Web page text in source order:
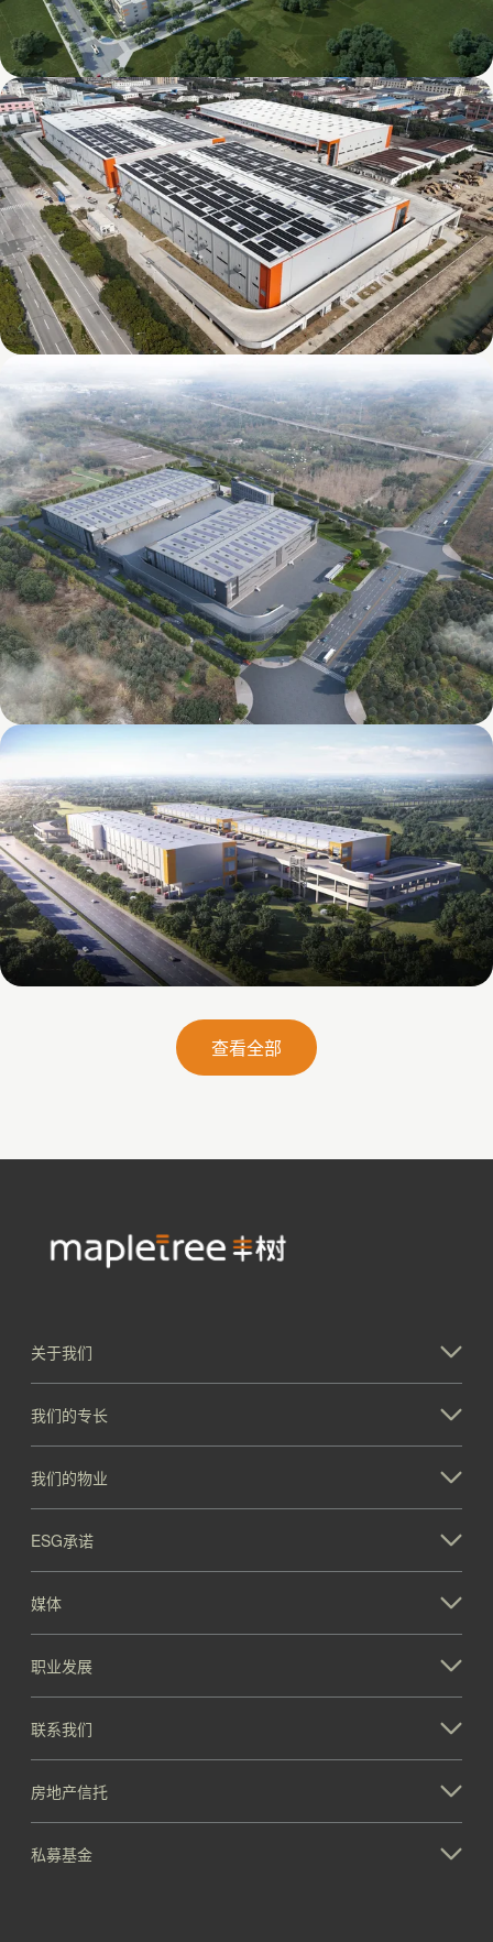
丰树星沙国际食品智能制造产业园
丰树奉贤综合产业园
丰树国际食品(成都)智能产业基地
丰树(东部新区)空港新城国际智慧物流综合平
查看全部
关于我们
我们的专长
我们的物业
ESG承诺
媒体
职业发展
联系我们
房地产信托
私募基金